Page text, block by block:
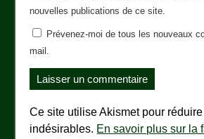
nouvelles publications de ce site.
Prévenez-moi de tous les nouveaux
mail.
Ce site utilise Akismet pour
indésirables. En savoir plus sur la